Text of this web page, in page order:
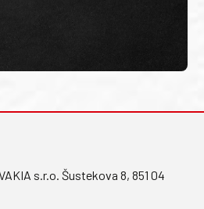
s.r.o. Šustekova 8, 851 04